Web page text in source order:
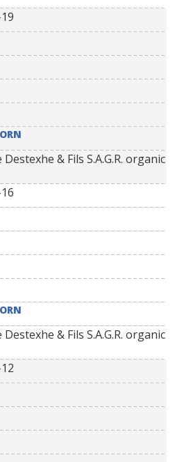
& Fils S.A.G.R. organic
& Fils S.A.G.R. organic